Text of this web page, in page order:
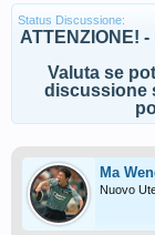
Status Discussione:
ATTENZIONE!
Valuta se
discussione
Ma
Nuovo